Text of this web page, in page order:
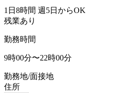
1日8時間 週5日からOK
残業あり
勤務時間
9時00分〜22時00分
勤務地/面接地
住所